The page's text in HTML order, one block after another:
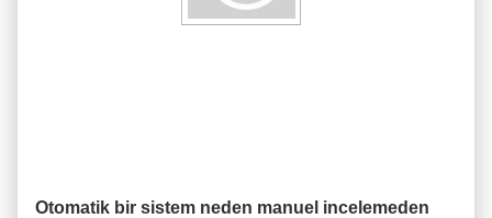
Otomatik bir sistem neden manuel incelemeden